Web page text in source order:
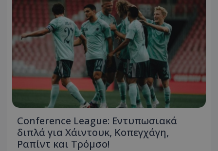
Conference League: Εντυπωσιακά
διπλά για Χάιντουκ, Κοπεγχάγη,
Ραπίντ και Τρόμσο!